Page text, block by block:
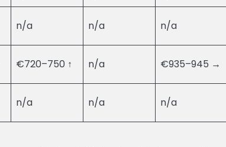
n/a n/a n/a
€720–750 ↑ n/a €935–945 →
n/a n/a n/a